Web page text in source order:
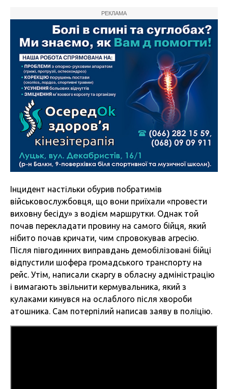
РЕКЛАМА
Інцидент настільки обурив побратимів
військовослужбовця, що вони приїхали «провести
виховну бесіду» з водієм маршрутки. Однак той
почав перекладати провину на самого бійця, який
нібито почав кричати, чим спровокував агресію.
Після півгодинних виправдань демобілізовані бійці
відпустили шофера громадського транспорту на
рейс. Утім, написали скаргу в обласну адміністрацію
і вимагають звільнити кермувальника, який з
кулаками кинувся на ослаблого після хвороби
атошника. Сам потерпілий написав заяву в поліцію.